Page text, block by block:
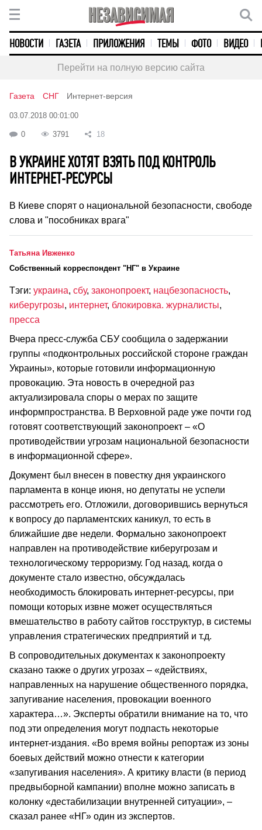
НОВОСТИ ГАЗЕТА ПРИЛОЖЕНИЯ ТЕМЫ ФОТО ВИДЕО
Перейти на полную версию сайта
Газета СНГ Интернет-версия
03.07.2018 00:01:00
0 3791 18
В УКРАИНЕ ХОТЯТ ВЗЯТЬ ПОД КОНТРОЛЬ
ИНТЕРНЕТ-РЕСУРСЫ
В Киеве спорят о национальной безопасности, свободе
слова и "пособниках врага"
Татьяна Ивженко
Cобственный корреспондент "НГ" в Украине
Тэги: украина, сбу, законопроект, нацбезопасность,
киберугрозы, интернет, блокировка. журналисты,
пресса
Вчера пресс-служба СБУ сообщила о задержании
группы «подконтрольных российской стороне граждан
Украины», которые готовили информационную
провокацию. Эта новость в очередной раз
актуализировала споры о мерах по защите
информпространства. В Верховной раде уже почти год
готовят соответствующий законопроект – «О
противодействии угрозам национальной безопасности
в информационной сфере».
Документ был внесен в повестку дня украинского
парламента в конце июня, но депутаты не успели
рассмотреть его. Отложили, договорившись вернуться
к вопросу до парламентских каникул, то есть в
ближайшие две недели. Формально законопроект
направлен на противодействие киберугрозам и
технологическому терроризму. Год назад, когда о
документе стало известно, обсуждалась
необходимость блокировать интернет-ресурсы, при
помощи которых извне может осуществляться
вмешательство в работу сайтов госструктур, в системы
управления стратегических предприятий и т.д.
В сопроводительных документах к законопроекту
сказано также о других угрозах – «действиях,
направленных на нарушение общественного порядка,
запугивание населения, провокации военного
характера…». Эксперты обратили внимание на то, что
под эти определения могут подпасть некоторые
интернет-издания. «Во время войны репортаж из зоны
боевых действий можно отнести к категории
«запугивания населения». А критику власти (в период
предвыборной кампании) вполне можно записать в
колонку «дестабилизации внутренней ситуации», –
сказал ранее «НГ» один из экспертов.